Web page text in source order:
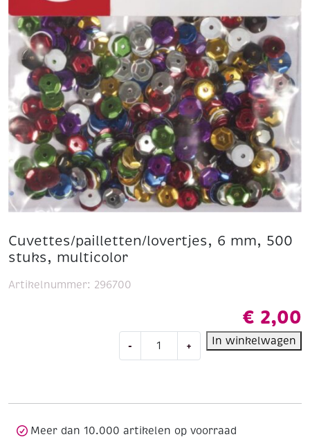
Cuvettes/pailletten/lovertjes, 6 mm, 500
stuks, multicolor
€ 2,00
-
Cuvettes/pailletten/lovertjes,
aantal
+ In winkelwagen
Artikelnummer: 296700
Meer dan 10.000 artikelen op voorraad